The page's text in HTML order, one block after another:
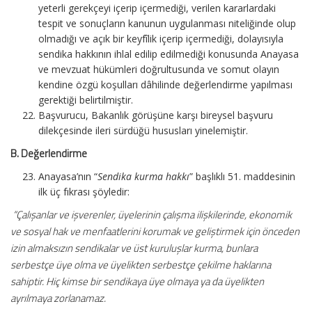
yeterli gerekçeyi içerip içermediği, verilen kararlardaki
tespit ve sonuçların kanunun uygulanması niteliğinde olup
olmadığı ve açık bir keyfîlik içerip içermediği, dolayısıyla
sendika hakkının ihlal edilip edilmediği konusunda Anayasa
ve mevzuat hükümleri doğrultusunda ve somut olayın
kendine özgü koşulları dâhilinde değerlendirme yapılması
gerektiği belirtilmiştir.
Başvurucu, Bakanlık görüşüne karşı bireysel başvuru
dilekçesinde ileri sürdüğü hususları yinelemiştir.
B. Değerlendirme
Anayasa’nın “Sendika kurma hakkı” başlıklı 51. maddesinin
ilk üç fıkrası şöyledir:
“Çalışanlar ve işverenler, üyelerinin çalışma ilişkilerinde, ekonomik
ve sosyal hak ve menfaatlerini korumak ve geliştirmek için önceden
izin almaksızın sendikalar ve üst kuruluşlar kurma, bunlara
serbestçe üye olma ve üyelikten serbestçe çekilme haklarına
sahiptir. Hiç kimse bir sendikaya üye olmaya ya da üyelikten
ayrılmaya zorlanamaz.